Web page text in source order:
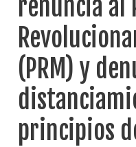
renuncia al
(PRM) y
principios